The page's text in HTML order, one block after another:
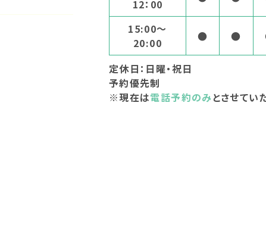
12：00
15:00〜
20:00
● ●
定休日：日曜・祝日
予約優先制
※現在は電話予約のみとさせてい